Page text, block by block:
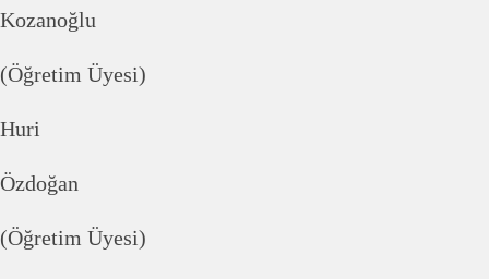
Kozanoğlu
(Öğretim Üyesi)
Huri
Özdoğan
(Öğretim Üyesi)